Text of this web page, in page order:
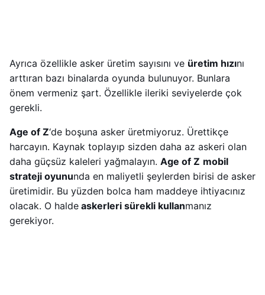
Ayrıca özellikle asker üretim sayısını ve üretim hızını
arttıran bazı binalarda oyunda bulunuyor. Bunlara
önem vermeniz şart. Özellikle ileriki seviyelerde çok
gerekli.
Age of Z‘de boşuna asker üretmiyoruz. Ürettikçe
harcayın. Kaynak toplayıp sizden daha az askeri olan
daha güçsüz kaleleri yağmalayın. Age of Z mobil
strateji oyununda en maliyetli şeylerden birisi de asker
üretimidir. Bu yüzden bolca ham maddeye ihtiyacınız
olacak. O halde askerleri sürekli kullanmanız
gerekiyor.